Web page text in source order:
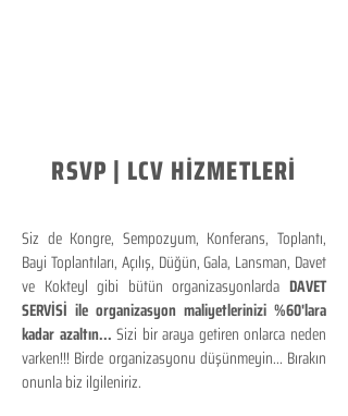
RSVP | LCV HİZMETLERİ
Siz de Kongre, Sempozyum, Konferans, Toplantı,
Bayi Toplantıları, Açılış, Düğün, Gala, Lansman, Davet
ve Kokteyl gibi bütün organizasyonlarda DAVET
SERVİSİ ile organizasyon maliyetlerinizi %60'lara
kadar azaltın...Sizi bir araya getiren onlarca neden
varken!!! Birde organizasyonu düşünmeyin... Bırakın
onunla biz ilgileniriz.